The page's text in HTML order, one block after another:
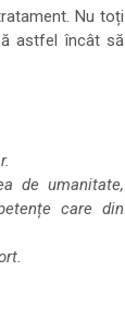
Nu toți
astfel încât să
de umanitate,
care din